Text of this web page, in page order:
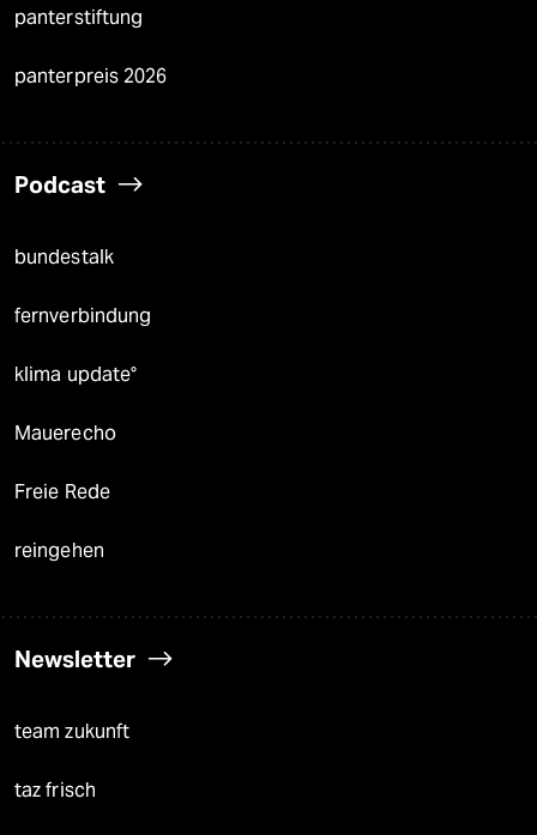
panterstiftung
panterpreis 2026
Podcast
bundestalk
fernverbindung
klima update°
Mauerecho
Freie Rede
reingehen
Newsletter
team zukunft
taz frisch